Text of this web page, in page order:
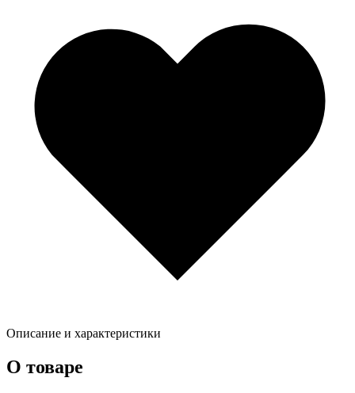
Описание и характеристики
О товаре